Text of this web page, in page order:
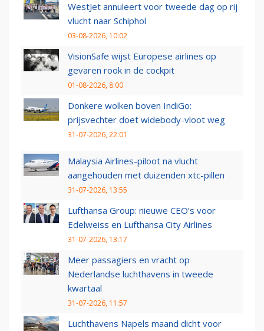
WestJet annuleert voor tweede dag op rij
vlucht naar Schiphol
03-08-2026, 10:02
VisionSafe wijst Europese airlines op
gevaren rook in de cockpit
01-08-2026, 8:00
Donkere wolken boven IndiGo:
prijsvechter doet widebody-vloot weg
31-07-2026, 22:01
Malaysia Airlines-piloot na vlucht
aangehouden met duizenden xtc-pillen
31-07-2026, 13:55
Lufthansa Group: nieuwe CEO’s voor
Edelweiss en Lufthansa City Airlines
31-07-2026, 13:17
Meer passagiers en vracht op
Nederlandse luchthavens in tweede
kwartaal
31-07-2026, 11:57
Luchthavens Napels maand dicht voor